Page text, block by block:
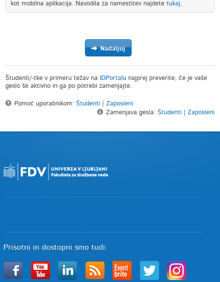
kot mobilna aplikacija. Navodila za namestitev najdetetukaj.
Nadaljuj
Študenti/-tke v primeru težav na IDPortalu najprej preverite, če je vaše
geslo še aktivno in ga po potrebi zamenjajte.
Pomoč uporabnikom:Študenti |Zaposleni
Zamenjava gesla: Študenti Zaposleni
Prisotni in dostopni smo tudi: